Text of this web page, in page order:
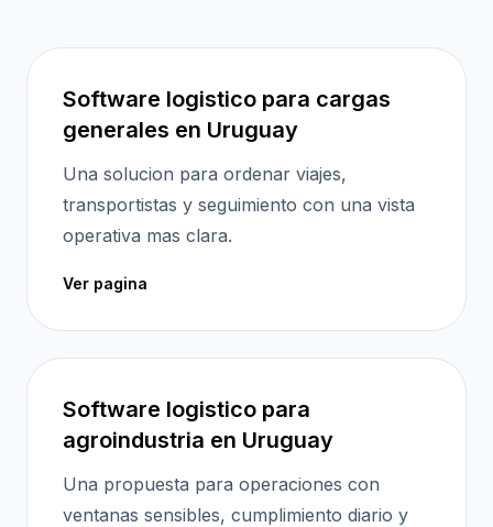
Software logistico para cargas
generales en Uruguay
Una solucion para ordenar viajes,
transportistas y seguimiento con una vista
operativa mas clara.
Ver pagina
Software logistico para
agroindustria en Uruguay
Una propuesta para operaciones con
ventanas sensibles, cumplimiento diario y